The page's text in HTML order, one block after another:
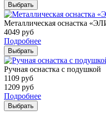
Выбрать
Металлическая оснастка
4049 руб
Подробнее
Выбрать
Ручная оснастка с подушкой
1109 руб
1209 руб
Подробнее
Выбрать